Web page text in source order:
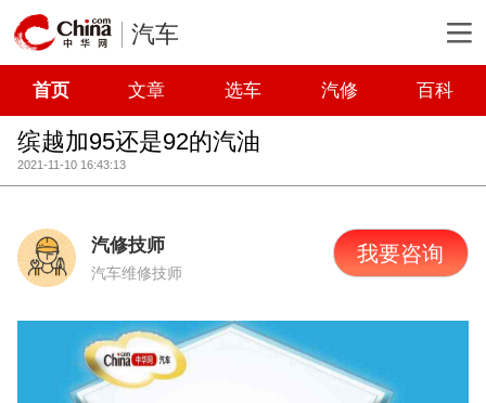
汽车
首页 文章 选车 汽修 百科
缤越加95还是92的汽油
2021-11-10 16:43:13
汽修技师
汽车维修技师
我要咨询